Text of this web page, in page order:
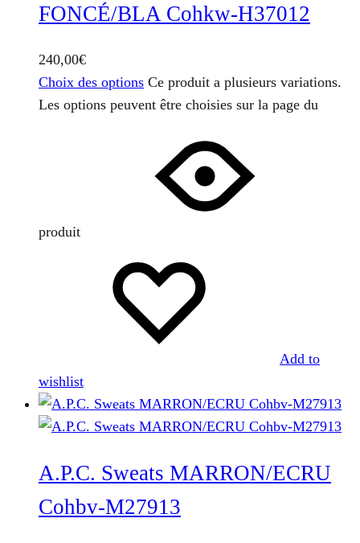
FONCÉ/BLA Cohkw-H37012
240,00€
Choix des options Ce produit a plusieurs variations.
Les options peuvent être choisies sur la page du
produit
Add to
wishlist
A.P.C. Sweats MARRON/ECRU
Cohbv-M27913